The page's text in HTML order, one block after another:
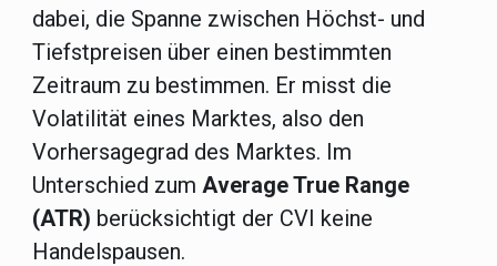
dabei, die Spanne zwischen Höchst- und
Tiefstpreisen über einen bestimmten
Zeitraum zu bestimmen. Er misst die
Volatilität eines Marktes, also den
Vorhersagegrad des Marktes. Im
Unterschied zum Average True Range
(ATR) berücksichtigt der CVI keine
Handelspausen.